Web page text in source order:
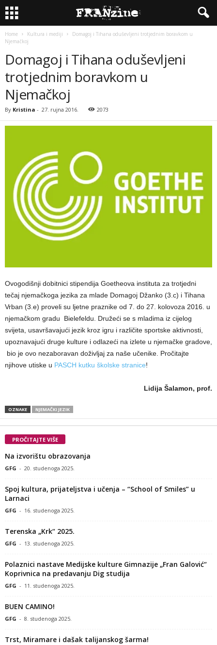
Home Kultura i mediji
Domagoj i Tihana oduševljeni trotjednim boravkom u
Njemačkoj
Domagoj i Tihana oduševljeni
trotjednim boravkom u
Njemačkoj
By Kristina - 27. rujna 2016. 2073
Ovogodišnji dobitnici stipendija Goetheova instituta za trotjedni
tečaj njemačkoga jezika za mlade Domagoj Džanko (3.c) i Tihana
Vrban (3.e) proveli su ljetne praznike od 7. do 27. kolovoza 2016. u
njemačkom gradu Bielefeldu. Družeći se s mladima iz cijelog
svijeta, usavršavajući jezik kroz igru i različite sportske aktivnosti,
upoznavajući druge kulture i odlazeći na izlete u njemačke gradove,
bio je ovo nezaboravan doživljaj za naše učenike. Pročitajte
njihove utiske u PASCH kutku školske stranice!
Lidija Šalamon, prof.
OZNAKE NJEMAČKI JEZIK
PROČITAJTE VIŠE
Na izvorištu obrazovanja
GFG - 20. studenoga 2025.
Spoj kultura, prijateljstva i učenja – “School of Smiles” u
Larnaci
GFG - 16. studenoga 2025.
Terenska „Krk“ 2025.
GFG - 13. studenoga 2025.
Polaznici nastave Medijske kulture Gimnazije „Fran Galović“
Koprivnica na predavanju Dig studija
GFG - 11. studenoga 2025.
BUEN CAMINO!
GFG - 8. studenoga 2025.
Trst, Miramare i dašak talijanskog šarma!